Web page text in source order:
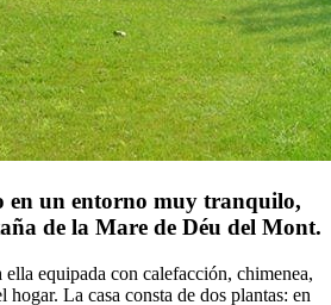
en un entorno muy tranquilo,
de la Mare de Déu del Mont.
ella equipada con calefacción, chimenea,
hogar. La casa consta de dos plantas: en